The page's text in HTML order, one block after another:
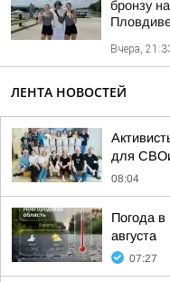
бронзу
Вчера,
ЛЕНТА НОВОСТЕЙ
для
08:04
Погода в
августа
07:27